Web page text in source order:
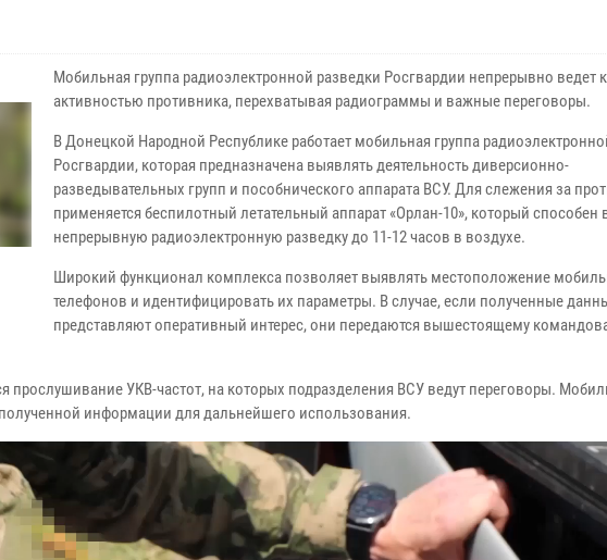
Мобильная группа радиоэлектронной разведки Росгвардии непрерывно ведет
активностью противника, перехватывая радиограммы и важные переговоры.
В Донецкой Народной Республике работает мобильная группа
Росгвардии, которая предназначена выявлять деятельность диверсионно-
разведывательных групп и пособнического аппарата ВСУ. Для слежения за
применяется беспилотный летательный аппарат «Орлан-10», который способен
непрерывную радиоэлектронную разведку до 11-12 часов в воздухе.
Широкий функционал комплекса позволяет выявлять местоположение
телефонов и идентифицировать их параметры. В случае, если полученные
представляют оперативный интерес, они передаются вышестоящему
прослушивание УКВ-частот, на которых подразделения ВСУ ведут переговоры.
информации для дальнейшего использования.